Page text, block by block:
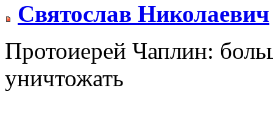
Святослав Николаевич
Протоиерей Чаплин:
уничтожать